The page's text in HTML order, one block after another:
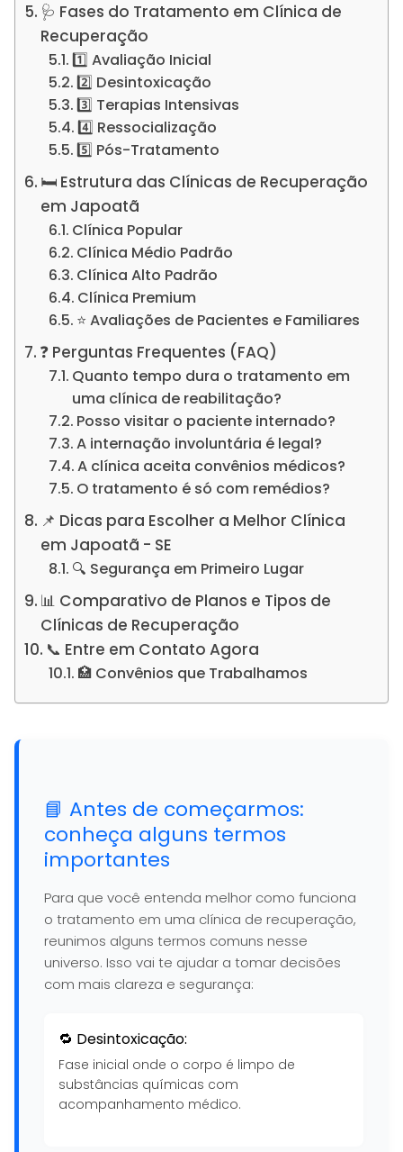
🩺 Fases do Tratamento em Clínica de
Recuperação
1️⃣ Avaliação Inicial
2️⃣ Desintoxicação
3️⃣ Terapias Intensivas
4️⃣ Ressocialização
5️⃣ Pós-Tratamento
🛏️ Estrutura das Clínicas de Recuperação
em Japoatã
Clínica Popular
Clínica Médio Padrão
Clínica Alto Padrão
Clínica Premium
⭐ Avaliações de Pacientes e Familiares
❓ Perguntas Frequentes (FAQ)
Quanto tempo dura o tratamento em
uma clínica de reabilitação?
Posso visitar o paciente internado?
A internação involuntária é legal?
A clínica aceita convênios médicos?
O tratamento é só com remédios?
📌 Dicas para Escolher a Melhor Clínica
em Japoatã - SE
🔍 Segurança em Primeiro Lugar
📊 Comparativo de Planos e Tipos de
Clínicas de Recuperação
📞 Entre em Contato Agora
🏥 Convênios que Trabalhamos
📘 Antes de começarmos:
conheça alguns termos
importantes
Para que você entenda melhor como funciona
o tratamento em uma clínica de recuperação,
reunimos alguns termos comuns nesse
universo. Isso vai te ajudar a tomar decisões
com mais clareza e segurança:
🔁 Desintoxicação:
Fase inicial onde o corpo é limpo de
substâncias químicas com
acompanhamento médico.